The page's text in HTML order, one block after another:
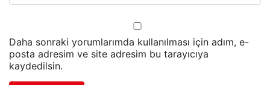
Daha sonraki yorumlarımda kullanılması için adım, e-
posta adresim ve site adresim bu tarayıcıya
kaydedilsin.